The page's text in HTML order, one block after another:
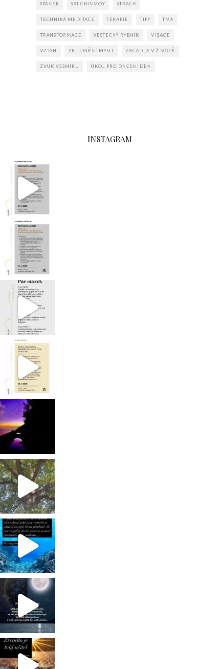
SPÁNEK SRI CHINMOY STRACH
TECHNIKA MEDITACE TERAPIE TIPY TMA
TRANSFORMACE VESTECKÝ RYBNÍK VIBACE
VZTAH ZKLIDNĚNÍ MYSLI ZRCADLA V ŽIVOTĚ
ZVUK VESMÍRU ÚKOL PRO DNEŠNÍ DEN
INSTAGRAM